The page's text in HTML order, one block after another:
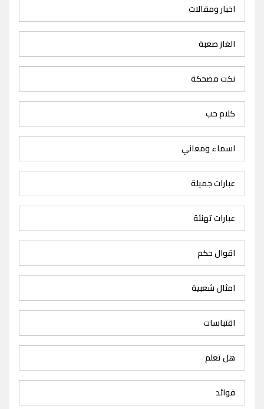
اخبار ومقالات
الغاز صعبة
نكت مضحكة
كلام حب
اسماء ومعاني
عبارات جميلة
عبارات تهنئة
اقوال حكم
امثال شعبية
اقتباسات
هل تعلم
فوائد